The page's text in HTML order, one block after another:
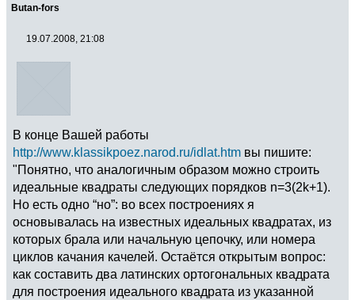
Butan-fors
19.07.2008, 21:08
В конце Вашей работы
http://www.klassikpoez.narod.ru/idlat.htm вы пишите:
"Понятно, что аналогичным образом можно строить
идеальные квадраты следующих порядков n=3(2k+1).
Но есть одно “но”: во всех построениях я
основывалась на известных идеальных квадратах, из
которых брала или начальную цепочку, или номера
циклов качания качелей. Остаётся открытым вопрос:
как составить два латинских ортогональных квадрата
для построения идеального квадрата из указанной